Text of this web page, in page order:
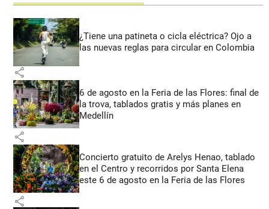
¿Tiene una patineta o cicla eléctrica? Ojo a
las nuevas reglas para circular en Colombia
share
6 de agosto en la Feria de las Flores: final de
la trova, tablados gratis y más planes en
Medellín
share
Concierto gratuito de Arelys Henao, tablado
en el Centro y recorridos por Santa Elena
este 6 de agosto en la Feria de las Flores
share